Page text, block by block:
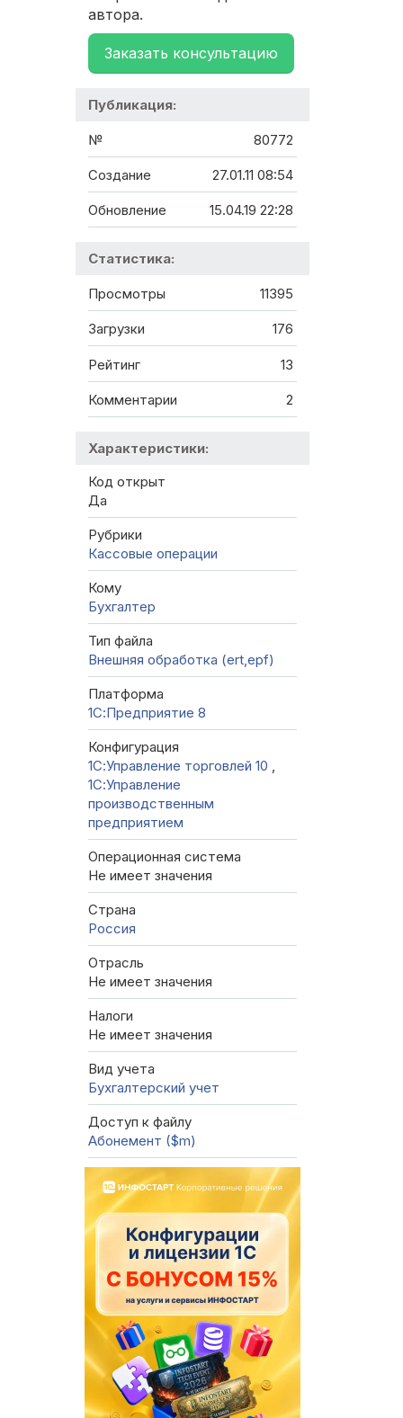
автора.
Заказать консультацию
Публикация:
№ 80772
Создание 27.01.11 08:54
Обновление 15.04.19 22:28
Статистика:
Просмотры 11395
Загрузки 176
Рейтинг 13
Комментарии 2
Характеристики:
Код открыт
Да
Рубрики
Кассовые операции
Кому
Бухгалтер
Тип файла
Внешняя обработка (ert,epf)
Платформа
1С:Предприятие 8
Конфигурация
1С:Управление торговлей 10 ,
1С:Управление
производственным
предприятием
Операционная система
Не имеет значения
Страна
Россия
Отрасль
Не имеет значения
Налоги
Не имеет значения
Вид учета
Бухгалтерский учет
Доступ к файлу
Абонемент ($m)